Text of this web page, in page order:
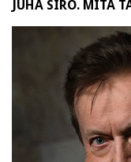
JUHA SIRO. MITÄ